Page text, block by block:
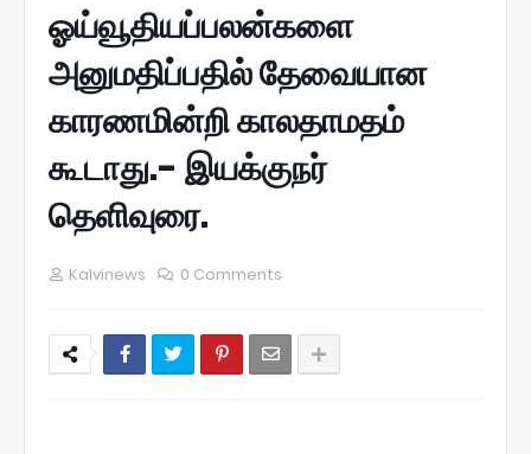
ஓய்வூதியப்பலன்களை
அனுமதிப்பதில் தேவையான
காரணமின்றி காலதாமதம்
கூடாது.- இயக்குநர்
தெளிவுரை.
Kalvinews 0 Comments